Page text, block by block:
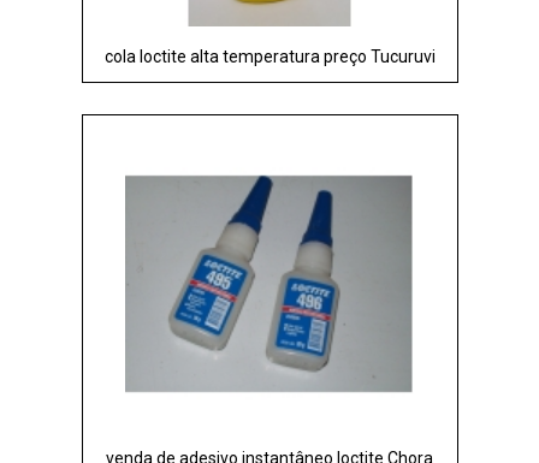
cola loctite alta temperatura preço Tucuruvi
venda de adesivo instantâneo loctite Chora